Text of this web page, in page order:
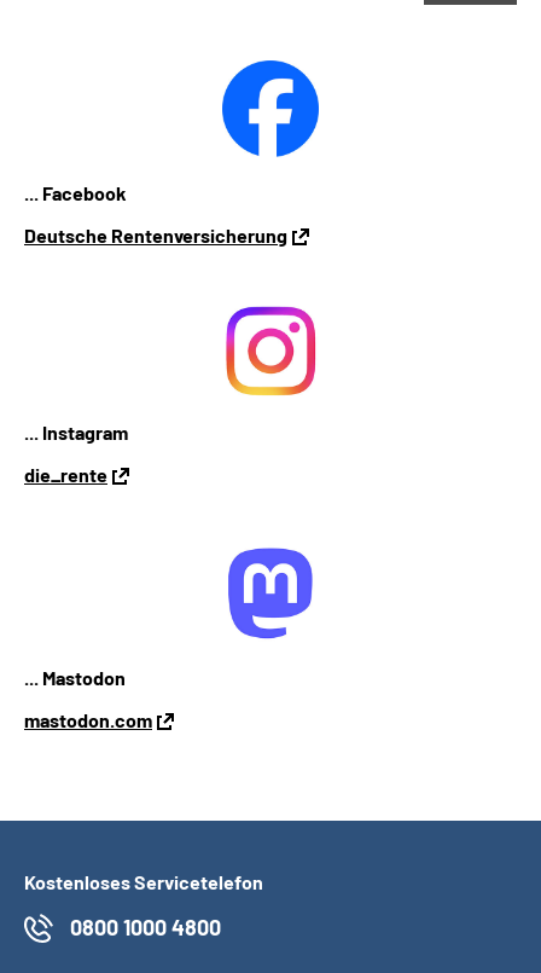
... Facebook
Deutsche Rentenversicherung
... Instagram
die_rente
... Mastodon
mastodon.com
Kostenloses Servicetelefon
0800 1000 4800